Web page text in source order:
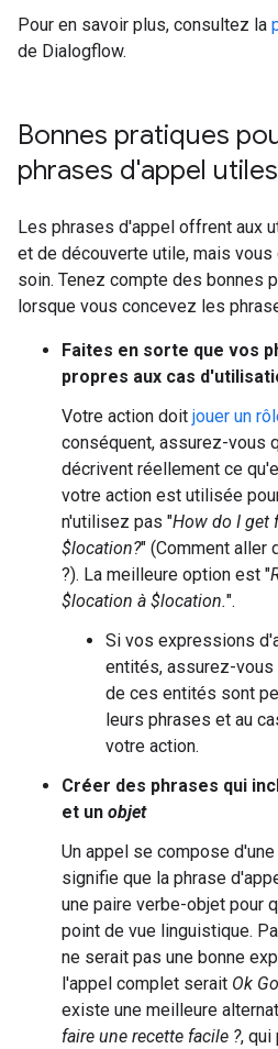
Pour en savoir plus, consultez la
de Dialogflow.
Bonnes pratiques
phrases d'appel utiles
Les phrases d'appel offrent aux
et de découverte utile, mais
soin. Tenez compte des bonnes
lorsque vous concevez les
Faites en sorte que vos
propres aux cas
Votre action doit jouer un
conséquent, assurez-vous
décrivent réellement ce
votre action est utilisée
n'utilisez pas "How do I get
$location?" (Comment aller
?). La meilleure option est "
$location à $location.".
Si vos expressions
entités, assurez-
de ces entités sont
leurs phrases et au
votre action.
Créer des phrases qui
et un objet
Un appel se compose
signifie que la phrase
une paire verbe-objet pour
point de vue linguistique.
ne serait pas une bonne
l'appel complet serait Ok
existe une meilleure
faire une recette facile ?, qui